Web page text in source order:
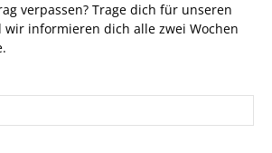
verpassen? Trage dich für unseren
informieren dich alle zwei Wochen